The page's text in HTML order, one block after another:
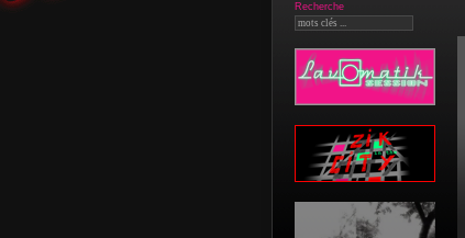
Recherche